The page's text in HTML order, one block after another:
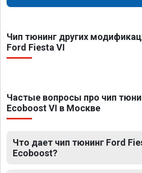
Чип тюнинг других
Ford Fiesta VI
Частые вопросы про чип
Ecoboost VI в Москве
Что дает чип тюнинг Ford
Ecoboost?